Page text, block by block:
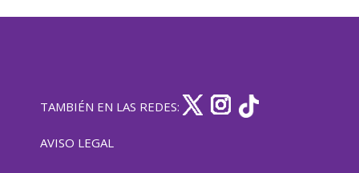
TAMBIÉN EN LAS REDES:
AVISO LEGAL